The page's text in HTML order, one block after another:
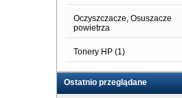
Oczyszczacze, Osuszacze
powietrza
Tonery HP (1)
Ostatnio przeglądane